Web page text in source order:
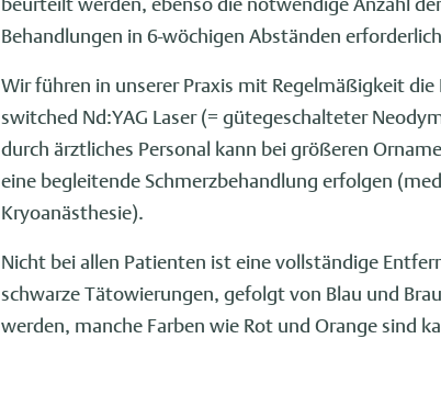
Behandlungen in 6-wöchigen Abständen
Wir führen in unserer Praxis mit Regelmäßigkeit
switched Nd:YAG Laser (= gütegeschalteter
durch ärztliches Personal kann bei größeren
eine begleitende Schmerzbehandlung erfolgen
Kryoanästhesie).
Nicht bei allen Patienten ist eine vollständige
schwarze Tätowierungen, gefolgt von Blau und
werden, manche Farben wie Rot und Orange sind